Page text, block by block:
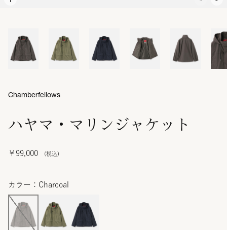
ハヤマ・マリンジャケット
￥99,000
Chamberfellows
カラー：Charcoal